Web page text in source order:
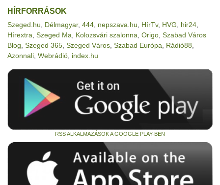
HÍRFORRÁSOK
Szeged.hu Délmagyar, 444 nepszava.hu HírTv, HVG hir24
Hírextra Szeged Ma Kolozsvári szalonna Origo Szabad Város
Blog Szeged 365 Szeged Város Szabad Európa Rádió88
Azonnali Webrádió index.hu
RSS ALKALMAZÁSOK A GOOGLE PLAY-BEN